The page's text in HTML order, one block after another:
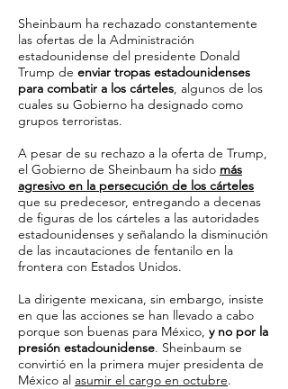
Sheinbaum ha rechazado constantemente
las ofertas de la Administración
estadounidense del presidente Donald
Trump de enviar tropas estadounidenses
para combatir a los cárteles, algunos de los
cuales su Gobierno ha designado como
grupos terroristas.
A pesar de su rechazo a la oferta de Trump,
el Gobierno de Sheinbaum ha sido más
agresivo en la persecución de los cárteles
que su predecesor, entregando a decenas
de figuras de los cárteles a las autoridades
estadounidenses y señalando la disminución
de las incautaciones de fentanilo en la
frontera con Estados Unidos.
La dirigente mexicana, sin embargo, insiste
en que las acciones se han llevado a cabo
porque son buenas para México, y no por la
presión estadounidense. Sheinbaum se
convirtió en la primera mujer presidenta de
México al asumir el cargo en octubre.